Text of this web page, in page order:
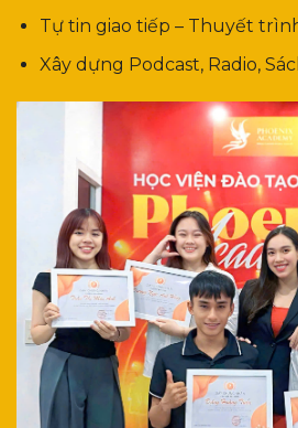
Tự tin giao tiếp – Thuyết
Xây dựng Podcast, Radio,